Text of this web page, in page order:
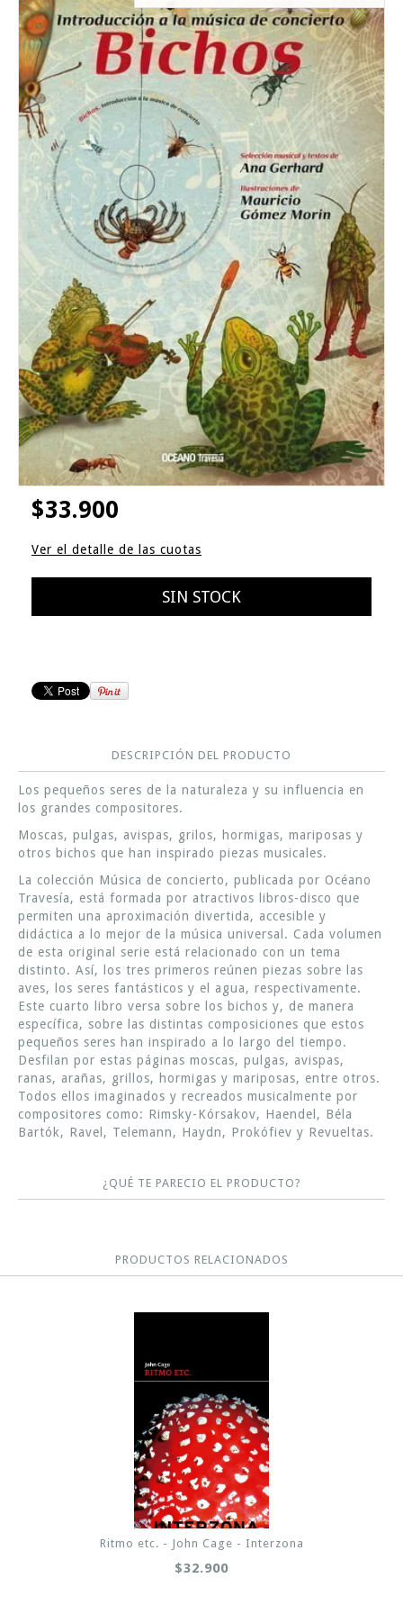
$33.900
Ver el detalle de las cuotas
DESCRIPCIÓN DEL PRODUCTO
Los pequeños seres de la naturaleza y su influencia en
los grandes compositores.
Moscas, pulgas, avispas, grilos, hormigas, mariposas y
otros bichos que han inspirado piezas musicales.
La colección Música de concierto, publicada por Océano
Travesía, está formada por atractivos libros-disco que
permiten una aproximación divertida, accesible y
didáctica a lo mejor de la música universal. Cada volumen
de esta original serie está relacionado con un tema
distinto. Así, los tres primeros reúnen piezas sobre las
aves, los seres fantásticos y el agua, respectivamente.
Este cuarto libro versa sobre los bichos y, de manera
específica, sobre las distintas composiciones que estos
pequeños seres han inspirado a lo largo del tiempo.
Desfilan por estas páginas moscas, pulgas, avispas,
ranas, arañas, grillos, hormigas y mariposas, entre otros.
Todos ellos imaginados y recreados musicalmente por
compositores como: Rimsky-Kórsakov, Haendel, Béla
Bartók, Ravel, Telemann, Haydn, Prokófiev y Revueltas.
¿QUÉ TE PARECIO EL PRODUCTO?
PRODUCTOS RELACIONADOS
Ritmo etc. - John Cage - Interzona
$32.900